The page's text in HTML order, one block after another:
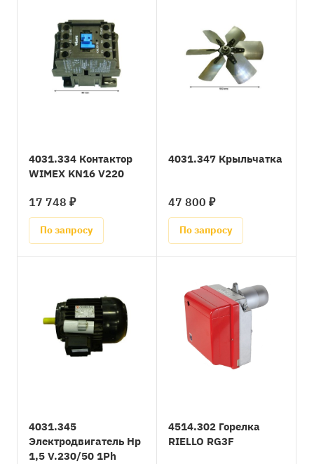
4031.334 Контактор
WIMEX KN16 V220
17 748 ₽
По запросу
4031.347 Крыльчатка
47 800 ₽
По запросу
4031.345
Электродвигатель Hp
1,5 V.230/50 1Ph
4514.302 Горелка
RIELLO RG3F